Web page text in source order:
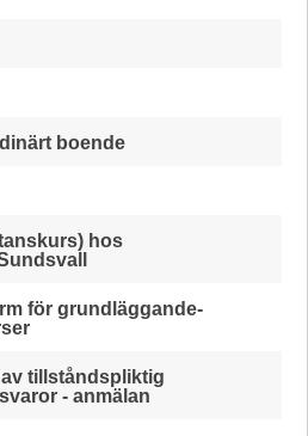
boende
hos
för grundläggande-
tillståndspliktig
- anmälan